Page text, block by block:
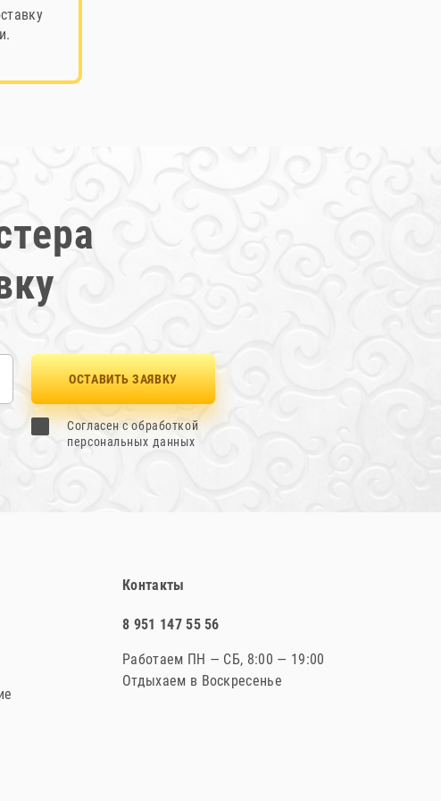
ОСТАВИТЬ ЗАЯВКУ
Согласен с обработкой
персональных данных
Контакты
8 951 147 55 56
Работаем ПН — СБ, 8:00 — 19:00
Отдыхаем в Воскресенье